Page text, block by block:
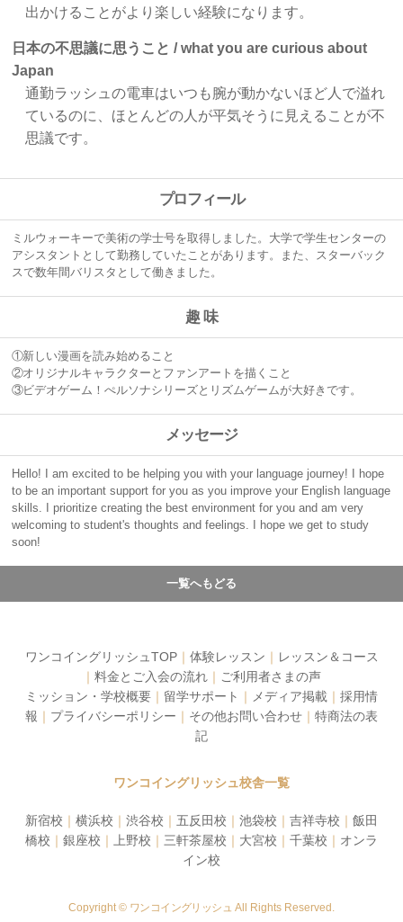
出かけることがより楽しい経験になります。
日本の不思議に思うこと / what you are curious about
Japan
通勤ラッシュの電車はいつも腕が動かないほど人で溢れ
ているのに、ほとんどの人が平気そうに見えることが不
思議です。
プロフィール
ミルウォーキーで美術の学士号を取得しました。 大学で学生センターの
アシスタントとして勤務していたことがあります。また、スターバック
スで数年間バリスタとして働きました。
趣 味
①新しい漫画を読み始めること
②オリジナルキャラクターとファンアートを描くこと
③ビデオゲーム！ぺルソナシリーズとリズムゲームが大好きです。
メッセージ
Hello! I am excited to be helping you with your language journey! I hope
to be an important support for you as you improve your English language
skills. I prioritize creating the best environment for you and am very
welcoming to student's thoughts and feelings. I hope we get to study
soon!
一覧へもどる
ワンコイングリッシュTOP｜ 体験レッスン ｜ レッスン＆コース
｜ 料金とご入会の流れ ｜ ご利用者さまの声
ミッション・学校概要 ｜ 留学サポート ｜ メディア掲載 ｜ 採用情
報 ｜ プライバシーポリシー ｜ その他お問い合わせ ｜ 特商法の表
記
ワンコイングリッシュ校舎一覧
新宿校 ｜ 横浜校 ｜ 渋谷校 ｜ 五反田校 ｜ 池袋校 ｜ 吉祥寺校 ｜ 飯田
橋校 ｜ 銀座校 ｜ 上野校 ｜ 三軒茶屋校 ｜ 大宮校 ｜ 千葉校 ｜ オンラ
イン校
Copyright © ワンコイングリッシュ All Rights Reserved.